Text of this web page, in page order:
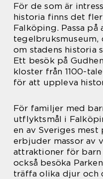
För de som är
historia finns det
Falköping. Passa på
tegelbruksmuseum,
om stadens historia
Ett besök på
kloster från 1100-
för att uppleva
För familjer med
utflyktsmål i
en av Sveriges
erbjuder massor av
attraktioner för barn
också besöka
träffa olika djur och